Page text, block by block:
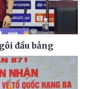
đầu bảng